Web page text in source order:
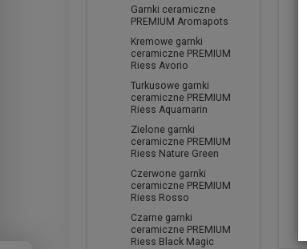
Garnki ceramiczne
PREMIUM Aromapots
Kremowe garnki
ceramiczne PREMIUM
Riess Avorio
Turkusowe garnki
ceramiczne PREMIUM
Riess Aquamarin
Zielone garnki
ceramiczne PREMIUM
Riess Nature Green
Czerwone garnki
ceramiczne PREMIUM
Riess Rosso
Czarne garnki
ceramiczne PREMIUM
Riess Black Magic